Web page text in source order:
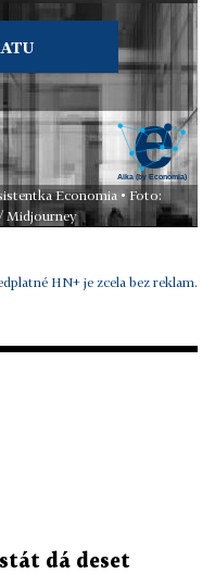
Economia • Foto:
Midjourney
HN+ je zcela bez reklam.
dá deset